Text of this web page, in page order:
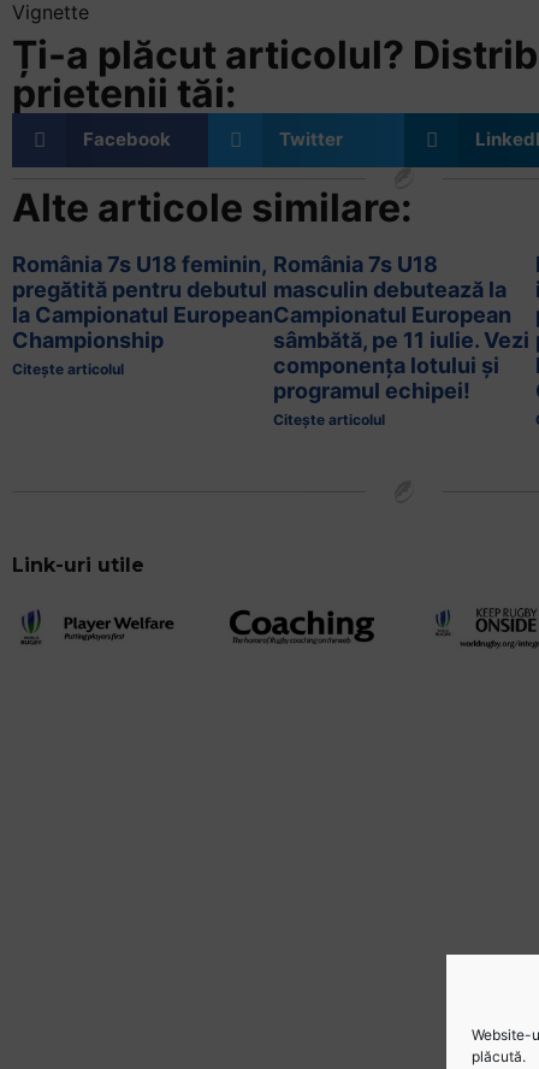
Website-
plăcută.
Vignette
Ți-a plăcut articolul?
prietenii tăi:
Facebook Twitter
Alte articole similare:
România 7s U18 feminin,
pregătită pentru debutul
la Campionatul European
Championship
Citește articolul
România 7s U18
masculin debutează la
Campionatul European
sâmbătă, pe 11 iulie. Vezi
componența lotului și
programul echipei!
Citește articolul
Link-uri utile